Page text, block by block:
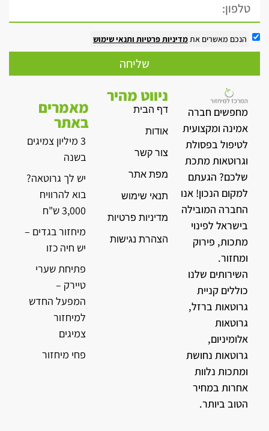
הנכם מאשרים אתמדיניות פרטיות ותנאי שימוש
שליחה
מחפשים חברה
אמינה ומקצועית
לטיפול בפסולת
וגרוטאות מתכת
שלכם? הגעתם
למקום הנכון! אנו
החברה המובילה
בישראל לפינוי
מתכות, פירוק
ומחזור.
השירותים שלנו
כוללים קניית
גרוטאות ברזל,
גרוטאות
אלומיניום,
גרוטאות נחושת
ומתכות נלוות
אחרות במחיר
הטוב ביותר.
ניווט מהיר
דף הבית
אודות
צור קשר
מפת אתר
תנאי שימוש
מדיניות פרטיות
הצהרת נגישות
מאמרים
באתר
3 מיליון צמיגים
בשנה
יש לך גרוטאה?
בוא להרוויח
3,000 ש"ח
מיחזור בגדים –
יש חיה כזו
פתיחת שערי
טיירק –
המפעל החדש
למיחזור
צמיגים
פחי מיחזור